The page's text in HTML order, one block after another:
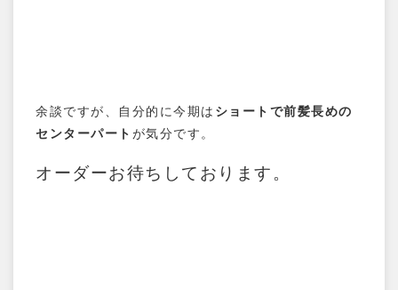
余談ですが、自分的に今期は ショートで前髪長めの
センターパート が気分です。
オーダーお待ちしております。